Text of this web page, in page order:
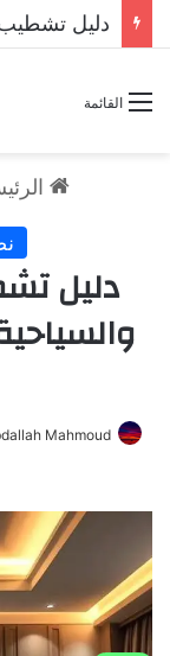
القائمة
دليل
Mahmoud